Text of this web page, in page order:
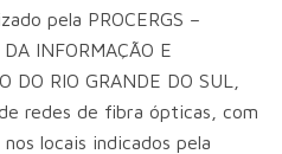
pela PROCERGS –
INFORMAÇÃO E
DO RIO GRANDE DO SUL,
redes de fibra ópticas, com
locais indicados pela